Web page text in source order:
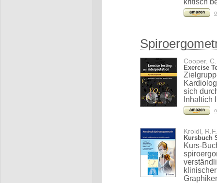
kritisch
Cooper,
Exercise
sich
Inhaltich
Kroidl,
Kursbuch
Kurs-